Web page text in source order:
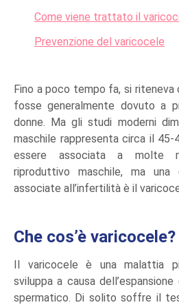
Come viene trattato il
Prevenzione del varicocele
Fino a poco tempo fa, si
fosse generalmente dovuto a
donne. Ma gli studi moderni
maschile rappresenta circa il
essere associata a molte
riproduttivo maschile, ma
associate all’infertilità è il
Che cos’è varicocele?
Il varicocele è una malattia
sviluppa a causa
spermatico. Di solito soffre il